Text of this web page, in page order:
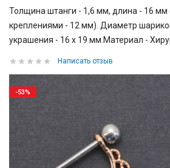
Толщина штанги - 1,6 мм, длина - 16
креплениями - 12 мм). Диаметр
украшения - 16 х 19 мм.Материал -
Написать отзыв
-53%